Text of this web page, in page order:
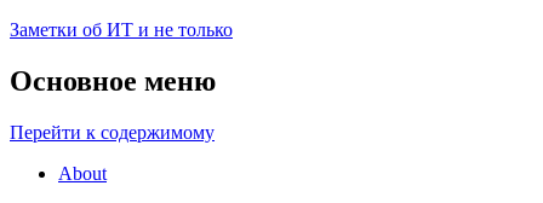
Заметки об ИТ и не только
Основное меню
Перейти к содержимому
About